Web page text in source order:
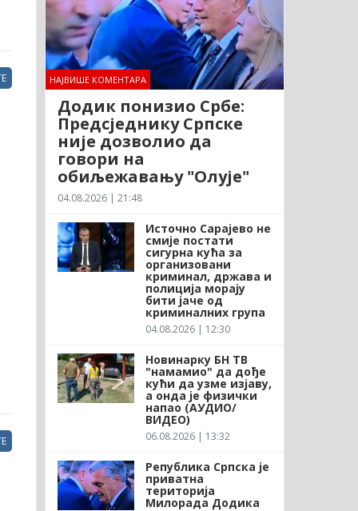
НАЈВИШЕ КОМЕНТАРА
Додик понизио Србе:
Предсједнику Српске
није дозволио да
говори на
обиљежавању "Олује"
04.08.2026 | 21:48
Источно Сарајево не
смије постати
сигурна кућа за
организовани
криминал, држава и
полиција морају
бити јаче од
криминалних група
04.08.2026 | 12:30
Новинарку БН ТВ
"намамио" да дође
кући да узме изјаву,
а онда је физички
напао (АУДИО/
ВИДЕО)
06.08.2026 | 13:32
Република Српска је
приватна
територија
Милорада Додика